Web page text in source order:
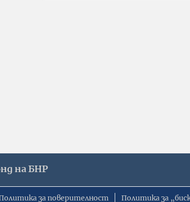
на БНР
за поверителност Политика за